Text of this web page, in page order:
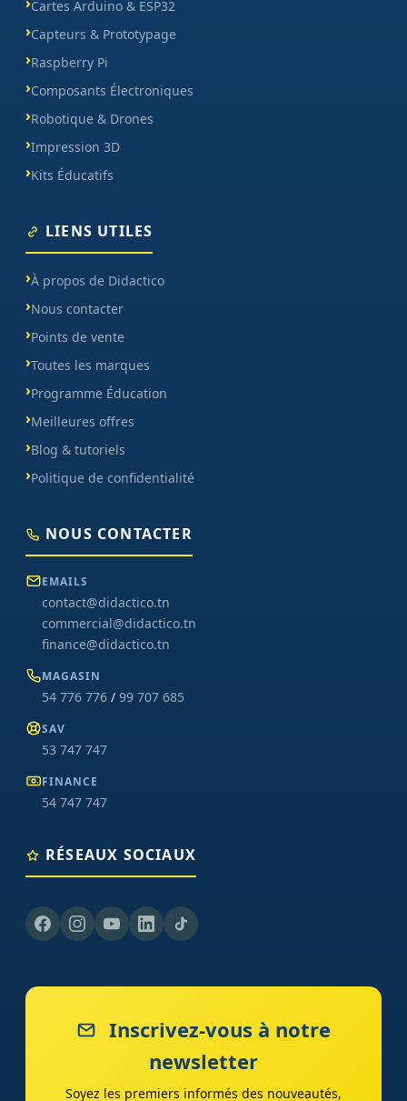
Cartes Arduino & ESP32
Capteurs & Prototypage
Raspberry Pi
Composants Électroniques
Robotique & Drones
Impression 3D
Kits Éducatifs
LIENS UTILES
À propos de Didactico
Nous contacter
Points de vente
Toutes les marques
Programme Éducation
Meilleures offres
Blog & tutoriels
Politique de confidentialité
NOUS CONTACTER
EMAILS
contact@didactico.tn
commercial@didactico.tn
finance@didactico.tn
MAGASIN
54 776 776 / 99 707 685
SAV
53 747 747
FINANCE
54 747 747
RÉSEAUX SOCIAUX
Inscrivez-vous à notre
newsletter
Soyez les premiers informés des nouveautés,